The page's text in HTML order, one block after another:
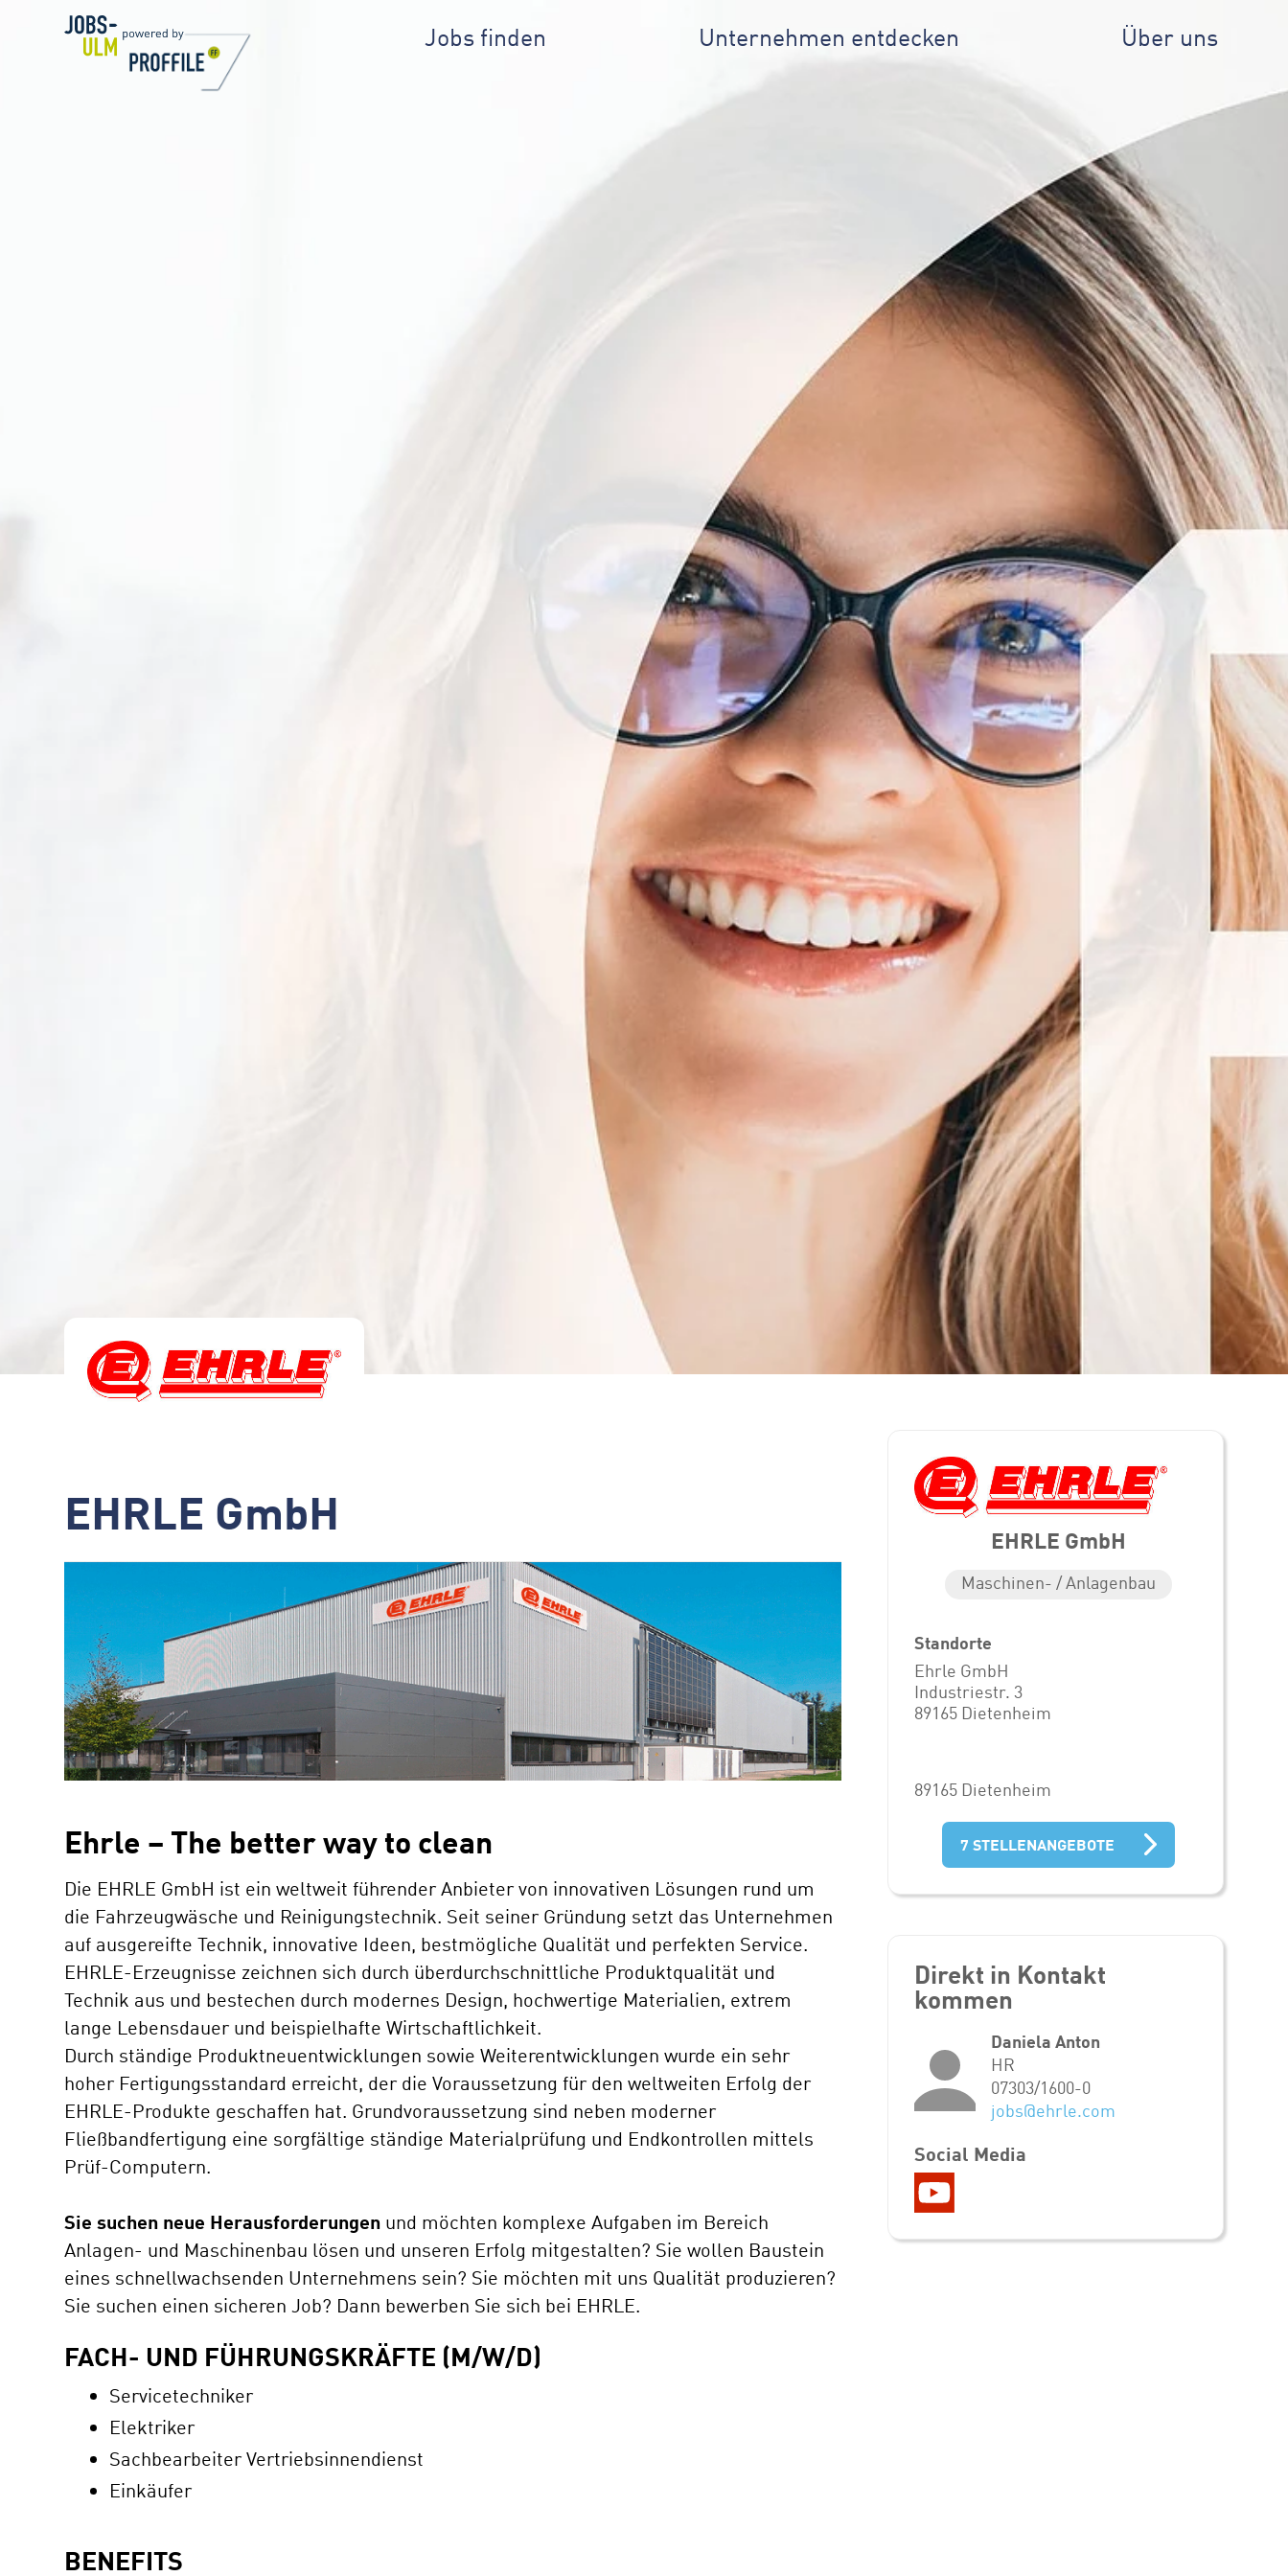
Jobs finden Unternehmen entdecken Über uns
EHRLE GmbH
Ehrle – The better way to clean
Die EHRLE GmbH ist ein weltweit führender Anbieter von innovativen Lösungen rund um
die Fahrzeugwäsche und Reinigungstechnik. Seit seiner Gründung setzt das Unternehmen
auf ausgereifte Technik, innovative Ideen, bestmögliche Qualität und perfekten Service.
EHRLE-Erzeugnisse zeichnen sich durch überdurchschnittliche Produktqualität und
Technik aus und bestechen durch modernes Design, hochwertige Materialien, extrem
lange Lebensdauer und beispielhafte Wirtschaftlichkeit.
Durch ständige Produktneuentwicklungen sowie Weiterentwicklungen wurde ein sehr
hoher Fertigungsstandard erreicht, der die Voraussetzung für den weltweiten Erfolg der
EHRLE-Produkte geschaffen hat. Grundvoraussetzung sind neben moderner
Fließbandfertigung eine sorgfältige ständige Materialprüfung und Endkontrollen mittels
Prüf-Computern.
Sie suchen neue Herausforderungen und möchten komplexe Aufgaben im Bereich
Anlagen- und Maschinenbau lösen und unseren Erfolg mitgestalten? Sie wollen Baustein
eines schnellwachsenden Unternehmens sein? Sie möchten mit uns Qualität produzieren?
Sie suchen einen sicheren Job? Dann bewerben Sie sich bei EHRLE.
FACH- UND FÜHRUNGSKRÄFTE (M/W/D)
Servicetechniker
Elektriker
Sachbearbeiter Vertriebsinnendienst
Einkäufer
BENEFITS
EHRLE GmbH
Maschinen- / Anlagenbau
Standorte
Ehrle GmbH
Industriestr. 3
89165 Dietenheim
89165 Dietenheim
7 STELLENANGEBOTE
Direkt in Kontakt
kommen
Daniela Anton
HR
07303/1600-0
jobs@ehrle.com
Social Media